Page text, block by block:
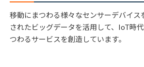
移動にまつわる様々なセンサーデバイス
されたビッグデータを活用して、IoT時
つわるサービスを創造しています。